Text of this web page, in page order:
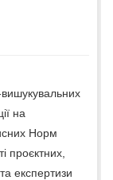
вишукувальних
на
Норм
проєктних,
експертизи